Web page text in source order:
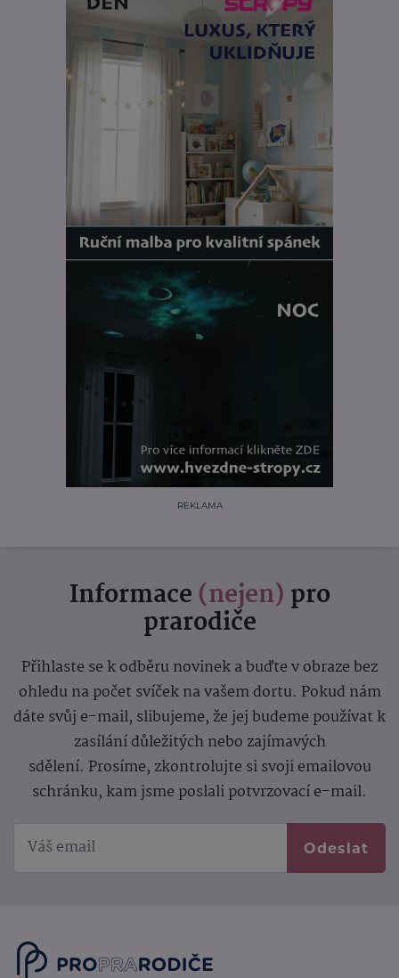
REKLAMA
Informace (nejen) pro
prarodiče
Přihlaste se k odběru novinek a buďte v obraze bez
ohledu na počet svíček na vašem dortu. Pokud nám
dáte svůj e-mail, slibujeme, že jej budeme používat k
zasílání důležitých nebo zajímavých
sdělení. Prosíme, zkontrolujte si svoji emailovou
schránku, kam jsme poslali potvrzovací e-mail.
Odeslat